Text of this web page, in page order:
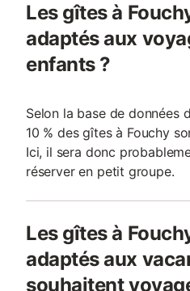
Les gîtes à
adaptés aux
enfants ?
Selon la base de données
10 % des gîtes à Fouchy
Ici, il sera donc
réserver en petit groupe.
Les gîtes à
adaptés aux
souhaitent